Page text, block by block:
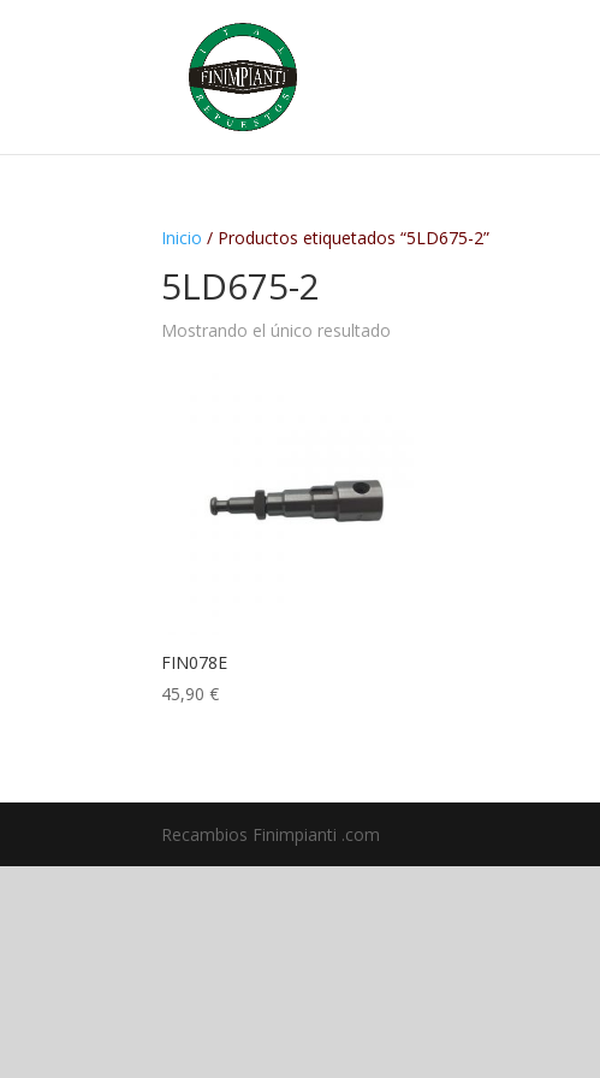
Inicio / Productos etiquetados “5LD675-2”
5LD675-2
Mostrando el único resultado
FIN078E
45,90€
Recambios Finimpianti .com